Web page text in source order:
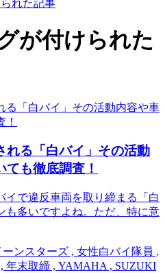
れた記事
が付けられた
れる「白バイ」その活動
も徹底調査！
イで違反車両を取り締まる「白
も多いですよね。ただ、特に意
ンスターズ , 女性白バイ隊員 ,
年末取締 , YAMAHA , SUZUKI